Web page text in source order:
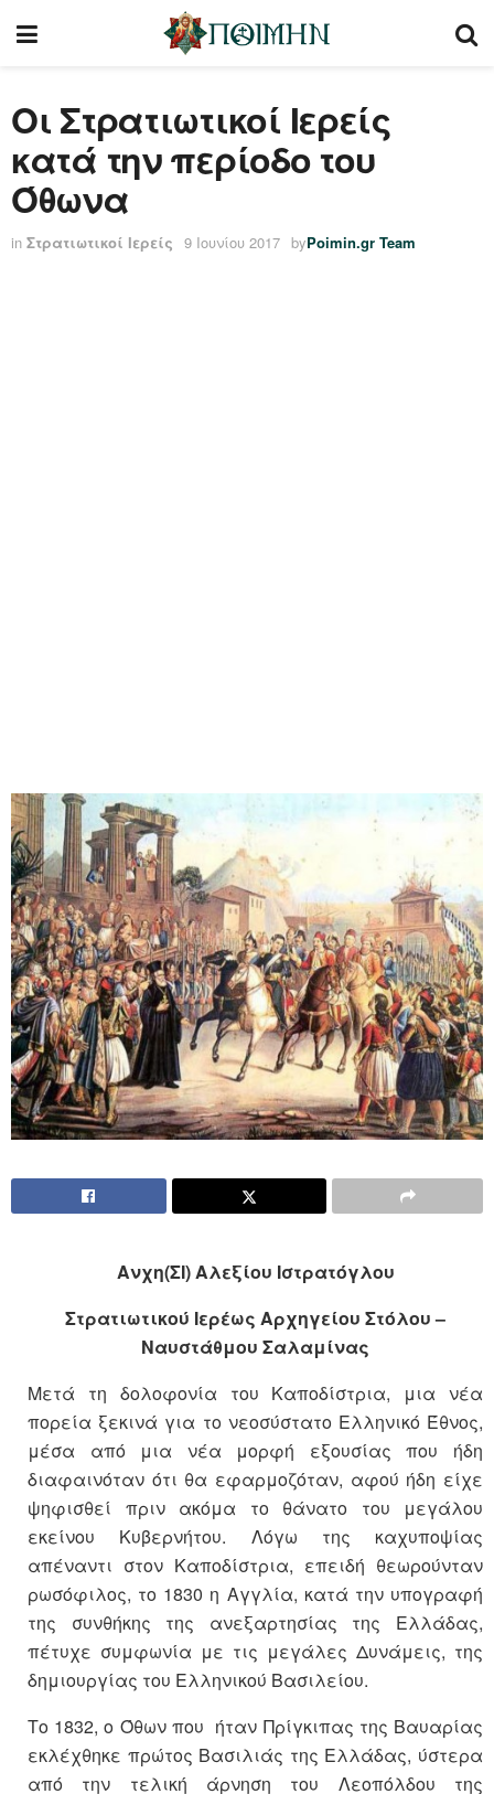
Οι Στρατιωτικοί Ιερείς
κατά την περίοδο του
Όθωνα
in Στρατιωτικοί Ιερείς 9 Ιουνίου 2017 byPoimin.gr Team
Ανχη(ΣΙ) Αλεξίου Ιστρατόγλου
Στρατιωτικού Ιερέως Αρχηγείου Στόλου –
Ναυστάθμου Σαλαμίνας
Μετά τη δολοφονία του Καποδίστρια, μια νέα
πορεία ξεκινά για το νεοσύστατο Ελληνικό Έθνος,
μέσα από μια νέα μορφή εξουσίας που ήδη
διαφαινόταν ότι θα εφαρμοζόταν, αφού ήδη είχε
ψηφισθεί πριν ακόμα το θάνατο του μεγάλου
εκείνου Κυβερνήτου. Λόγω της καχυποψίας
απέναντι στον Καποδίστρια, επειδή θεωρούνταν
ρωσόφιλος, το 1830 η Αγγλία, κατά την υπογραφή
της συνθήκης της ανεξαρτησίας της Ελλάδας,
πέτυχε συμφωνία με τις μεγάλες Δυνάμεις, της
δημιουργίας του Ελληνικού Βασιλείου.
Το 1832, ο Όθων που ήταν Πρίγκιπας της Βαυαρίας
εκλέχθηκε πρώτος Βασιλιάς της Ελλάδας, ύστερα
από την τελική άρνηση του Λεοπόλδου της